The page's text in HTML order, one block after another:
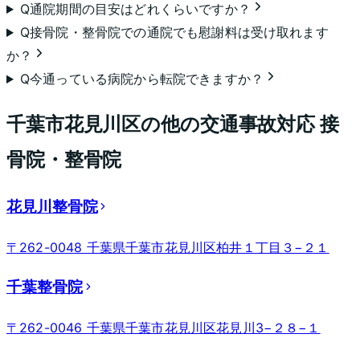
Q通院期間の目安はどれくらいですか？
Q接骨院・整骨院での通院でも慰謝料は受け取れます
か？
Q今通っている病院から転院できますか？
千葉市花見川区の他の交通事故対応 接
骨院・整骨院
花見川整骨院
〒262-0048 千葉県千葉市花見川区柏井１丁目３−２１
千葉整骨院
〒262-0046 千葉県千葉市花見川区花見川3−２８−１